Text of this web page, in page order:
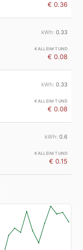
€ 0.36
0.33
€ 0.08
0.33
€ 0.08
0.6
€ 0.15